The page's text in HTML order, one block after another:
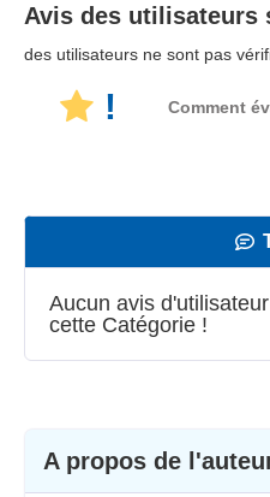
Avis des utilisateurs
des utilisateurs ne sont pas
! Comment
Aucun avis
cette Catégorie !
A propos de